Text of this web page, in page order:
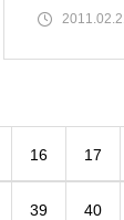
16 17
39 40